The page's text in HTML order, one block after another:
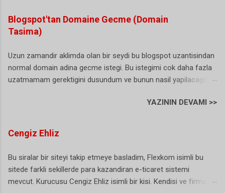
gelmis/geliyordur). Buda biraz gereksiz bir durum gibi sanki. Iste
hal boyle olunca artik karar alinmis ve NTS yani numara tasima
uyari sesi artik istege bagli olarak duzenlenebiliyor. Dunyada ki
ve bir kac ulke daha oldugu gorulunce bu sesin artik istege bagli
olmasi gerektigine karar verilmis. Hatta bazi istatistiklere gore
durum oldukca ilginc: Bir arastirmaya katilan her 100 aboneden
41’i numarasını taşımama sebebi olarak “bip sesi”ni gösterdi.
Blogspot'tan Domaine Gecme (Domain
Tasima)
Uzun zamandir aklimda olan bir seydi bu blogspot uzantisindan
normal domain adina gecme istegi. Bu istegimi cok daha fazla
uzatmamam gerektigini dusundum ve bunun nasil yapilacagini
harika bir hizmet ne domain ne de bir hosting ihtiyaciniz var.
istiyorsunuz. Eger sizde benim gibi bu gecisi dusunuyor ama
hala bir adim atamiyorsaniz bu yazimi okumanizda fayda var,
olduguna inanamiyacaksiniz (ben inanamadim). Blogger
Blogspot Uzantisini Domaine Tasima Simdi bu islemi
gerceklestirmek icin ilk yapacagimiz sey bir alan adi yani
YAZININ DEVAMI >>
Cengiz Ehliz
Bu siralar bir siteyi takip etmeye basladim, Flexkom isimli bu
sitede farkli sekillerde para kazandiran e-ticaret sistemi
mevcut. Kurucusu Cengiz Ehliz isimli bir kisi. Kendisi ve firma ile